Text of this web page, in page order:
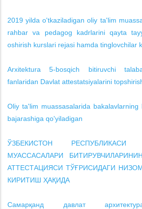
2019 yilda o'tkaziladigan oliy ta'lim
rahbar va pedagog kadrlarini qayta
oshirish kurslari rejasi hamda tinglovchilar
Arxitektura 5-bosqich bitiruvchi
fanlaridan Davlat attestatsiyalarini
Oliy ta'lim muassasalarida
bajarashiga qo'yiladigan
ЎЗБЕКИСТОН
МУАССАСАЛАРИ
АТТЕСТАЦИЯСИ ТЎҒРИСИДАГИ
КИРИТИШ ҲАҚИДА
Самарқанд давлат